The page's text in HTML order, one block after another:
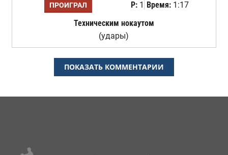
ПРОИГРАЛ Р:1 Время:1:17
Техническим нокаутом
(удары)
ПОКАЗАТЬ КОММЕНТАРИИ